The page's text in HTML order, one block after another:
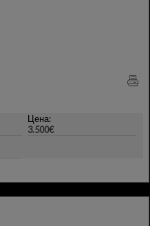
Цена:
3.500€